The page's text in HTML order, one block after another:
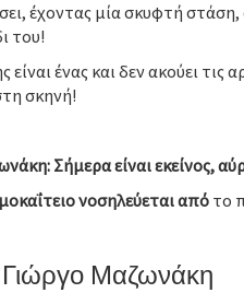
έχοντας μία σκυφτή
του!
είναι ένας και δεν ακούει τις
σκηνή!
Σήμερα είναι εκείνος,
νοσηλεύεται από το
Γιώργο Μαζωνάκη